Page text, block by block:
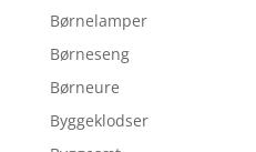
Børnelamper
Børneseng
Børneure
Byggeklodser